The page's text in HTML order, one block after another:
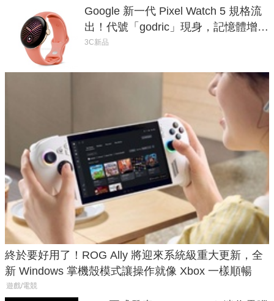
Google 新一代 Pixel Watch 5 規格流
出！代號「godric」現身，記憶體增強
鎖定 AI 應用
3C新品
終於要好用了！ROG Ally 將迎來系統級重大更新，全
新 Windows 掌機殼模式讓操作就像 Xbox 一樣順暢
遊戲/電競